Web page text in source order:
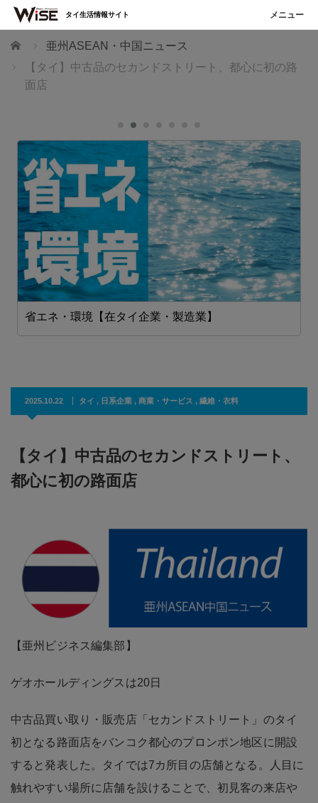
ホーム
亜州ASEAN・中国ニュース
【タイ】中古品のセカンドストリート、都心に初の路
面店
省エネ・環境【在タイ企業・製造業】
2025.10.22 タイ , 日系企業 , 商業・サービス , 繊維・衣料
【タイ】中古品のセカンドストリート、
都心に初の路面店
【亜州ビジネス編集部】
ゲオホールディングスは20日
中古品買い取り・販売店「セカンドストリート」のタイ
初となる路面店をバンコク都心のプロンポン地区に開設
すると発表した。タイでは7カ所目の店舗となる。人目に
触れやすい場所に店舗を設けることで、初見客の来店や
タイ生活情報サイト